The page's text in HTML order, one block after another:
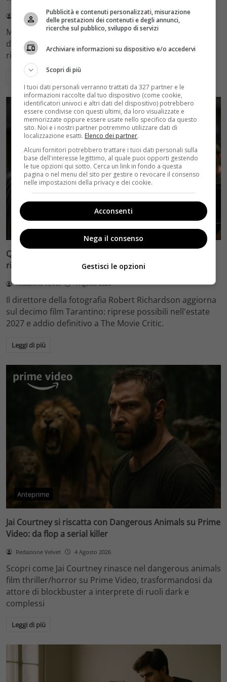
Redazione Velvet 4 Agosto 2026
Mediaset sceglie di mantenere Gerry Scotti e La Ruota
della Fortuna nell'access prime time estivo di Canale 5,
rinviando a dicembre il debutto di Enrico Pa
Leggi di più
Quentin Tarantino e il decimo film: Robert Richardson
rivela riprese forse nel 2027 e l’addio a The Movie Critic
Redazione Velvet 4 Agosto 2026
Il direttore della fotografia Robert Richardson aggiorna
sul decimo film Tarantino: riprese possibili nell'estate
2027 e addio definitivo a The Movie Critic.
Leggi di più
Anteprime
Jai Courtney si riscatta con Dangerous Animals su Prime
Video: da flop a serial killer
Redazione Velvet 4 Agosto 2026
Scopri come Jai Courtney rinasce nel dangerous animals
film thriller/horror su Prime Video, trasformandosi da
attore di blockbuster a interprete di ruoli dark e
complessi
Leggi di più
Pubblicità e contenuti personalizzati, misurazione
delle prestazioni dei contenuti e degli annunci,
ricerche sul pubblico, sviluppo di servizi
Archiviare informazioni su dispositivo e/o accedervi
Scopri di più
I tuoi dati personali verranno trattati da 327 partner e le
informazioni raccolte dal tuo dispositivo (come cookie,
identificatori univoci e altri dati del dispositivo) potrebbero
essere condivise con questi ultimi, da loro visualizzate e
memorizzate oppure essere usate nello specifico da questo
sito. Noi e i nostri partner potremmo utilizzare dati di
localizzazione esatti. Elenco dei partner.
Alcuni fornitori potrebbero trattare i tuoi dati personali sulla
base dell'interesse legittimo, al quale puoi opporti gestendo
le tue opzioni qui sotto. Cerca un link in fondo a questa
pagina o nel menu del sito per gestire o revocare il consenso
nelle impostazioni della privacy e dei cookie.
Acconsenti
Nega il consenso
Gestisci le opzioni